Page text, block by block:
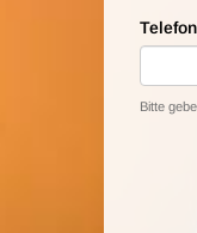
Telefon
Bitte